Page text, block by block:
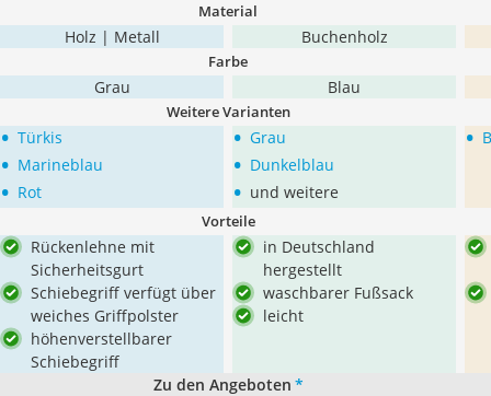
Material
Holz | Metall Buchenholz
Farbe
Grau Blau
Weitere Varianten
• Türkis
• Marineblau
• Rot
• Grau
• Dunkelblau
• und weitere
•
Vorteile
Rückenlehne mit
Sicherheitsgurt
Schiebegriff verfügt über
weiches Griffpolster
höhenverstellbarer
Schiebegriff
in Deutschland
hergestellt
waschbarer Fußsack
leicht
Zu den Angeboten *